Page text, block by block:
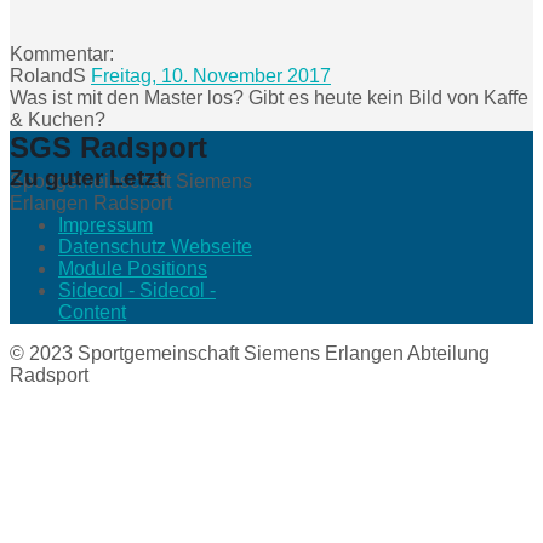
Kommentar:
RolandS Freitag, 10. November 2017
Was ist mit den Master los? Gibt es heute kein Bild von Kaffe
& Kuchen?
SGS Radsport
Sportgemeinschaft Siemens
Erlangen Radsport
Zu guter Letzt
Impressum
Datenschutz Webseite
Module Positions
Sidecol - Sidecol -
Content
© 2023 Sportgemeinschaft Siemens Erlangen Abteilung
Radsport